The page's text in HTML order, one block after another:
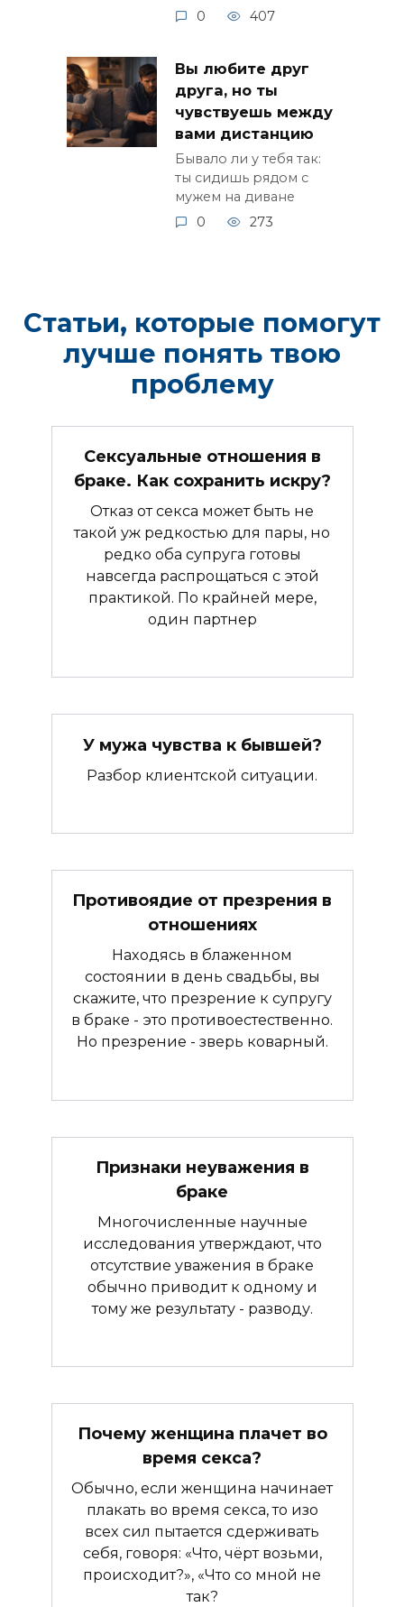
0 407
Вы любите друг
друга, но ты
чувствуешь между
вами дистанцию
Бывало ли у тебя так:
ты сидишь рядом с
мужем на диване
0
273
Статьи, которые помогут
лучше понять твою
проблему
Сексуальные отношения в
браке. Как сохранить искру?
Отказ от секса может быть не
такой уж редкостью для пары, но
редко оба супруга готовы
навсегда распрощаться с этой
практикой. По крайней мере,
один партнер
У мужа чувства к бывшей?
Разбор клиентской ситуации.
Противоядие от презрения в
отношениях
Находясь в блаженном
состоянии в день свадьбы, вы
скажите, что презрение к супругу
в браке - это противоестественно.
Но презрение - зверь коварный.
Признаки неуважения в
браке
Многочисленные научные
исследования утверждают, что
отсутствие уважения в браке
обычно приводит к одному и
тому же результату - разводу.
Почему женщина плачет во
время секса?
Обычно, если женщина начинает
плакать во время секса, то изо
всех сил пытается сдерживать
себя, говоря: «Что, чёрт возьми,
происходит?», «Что со мной не
так?